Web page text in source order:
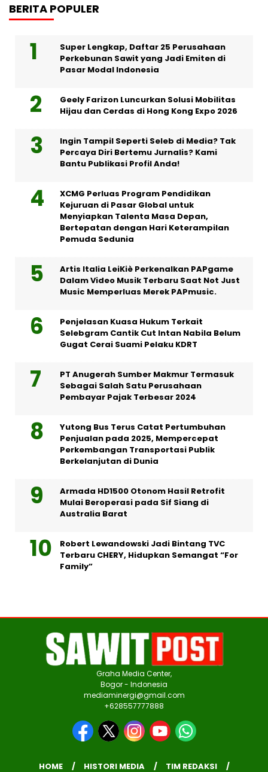
BERITA POPULER
Super Lengkap, Daftar 25 Perusahaan
Perkebunan Sawit yang Jadi Emiten di
Pasar Modal Indonesia
Geely Farizon Luncurkan Solusi Mobilitas
Hijau dan Cerdas di Hong Kong Expo 2026
Ingin Tampil Seperti Seleb di Media? Tak
Percaya Diri Bertemu Jurnalis? Kami
Bantu Publikasi Profil Anda!
XCMG Perluas Program Pendidikan
Kejuruan di Pasar Global untuk
Menyiapkan Talenta Masa Depan,
Bertepatan dengan Hari Keterampilan
Pemuda Sedunia
Artis Italia LeiKiè Perkenalkan PAPgame
Dalam Video Musik Terbaru Saat Not Just
Music Memperluas Merek PAPmusic.
Penjelasan Kuasa Hukum Terkait
Selebgram Cantik Cut Intan Nabila Belum
Gugat Cerai Suami Pelaku KDRT
PT Anugerah Sumber Makmur Termasuk
Sebagai Salah Satu Perusahaan
Pembayar Pajak Terbesar 2024
Yutong Bus Terus Catat Pertumbuhan
Penjualan pada 2025, Mempercepat
Perkembangan Transportasi Publik
Berkelanjutan di Dunia
Armada HD1500 Otonom Hasil Retrofit
Mulai Beroperasi pada Sif Siang di
Australia Barat
Robert Lewandowski Jadi Bintang TVC
Terbaru CHERY, Hidupkan Semangat “For
Family”
Graha Media Center,
Bogor - Indonesia
mediaminergi@gmail.com
+628557777888
HOME HISTORI MEDIA TIM REDAKSI